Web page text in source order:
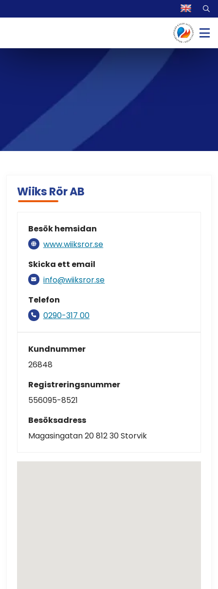
Wiiks Rör AB
Besök hemsidan
www.wiiksror.se
Skicka ett email
info@wiiksror.se
Telefon
0290-317 00
Kundnummer
26848
Registreringsnummer
556095-8521
Besöksadress
Magasingatan 20 812 30 Storvik